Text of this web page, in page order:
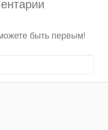
быть первым!